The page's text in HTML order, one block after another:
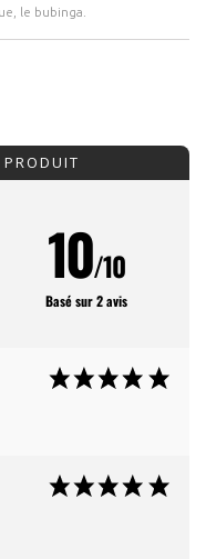
le bubinga.
10/10
Basé sur 2 avis